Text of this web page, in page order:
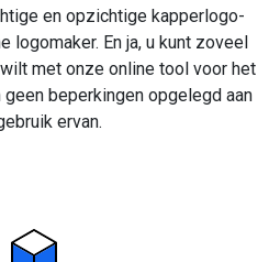
en opzichtige kapperlogo-
logomaker. En ja, u kunt zoveel
met onze online tool voor het
geen beperkingen opgelegd aan
ervan.